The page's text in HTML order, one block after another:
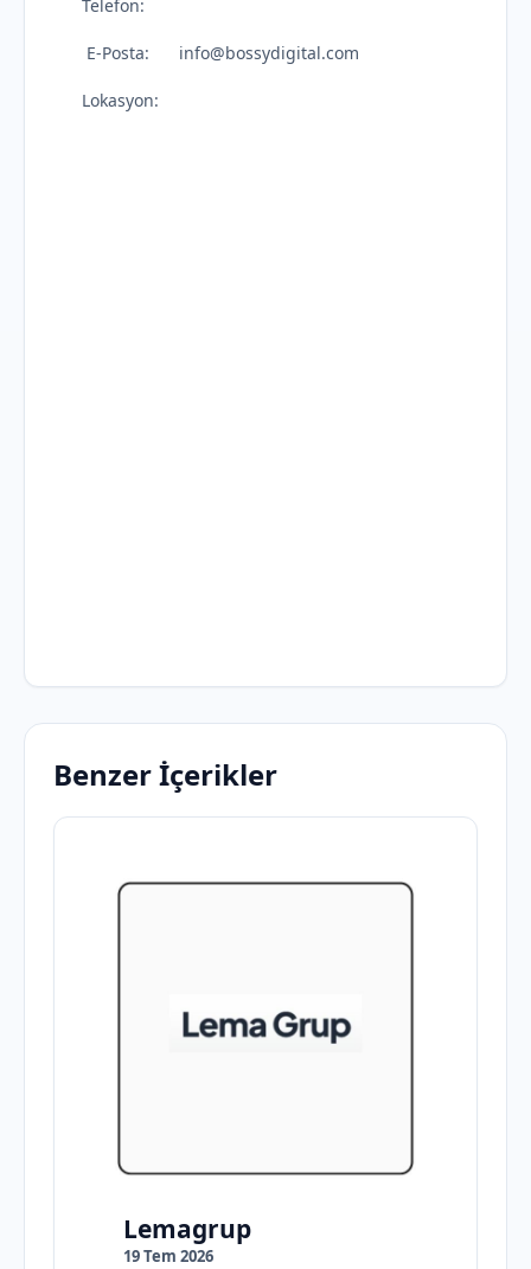
Telefon:
E-Posta: info@bossydigital.com
Lokasyon:
Benzer İçerikler
Lemagrup
19 Tem 2026